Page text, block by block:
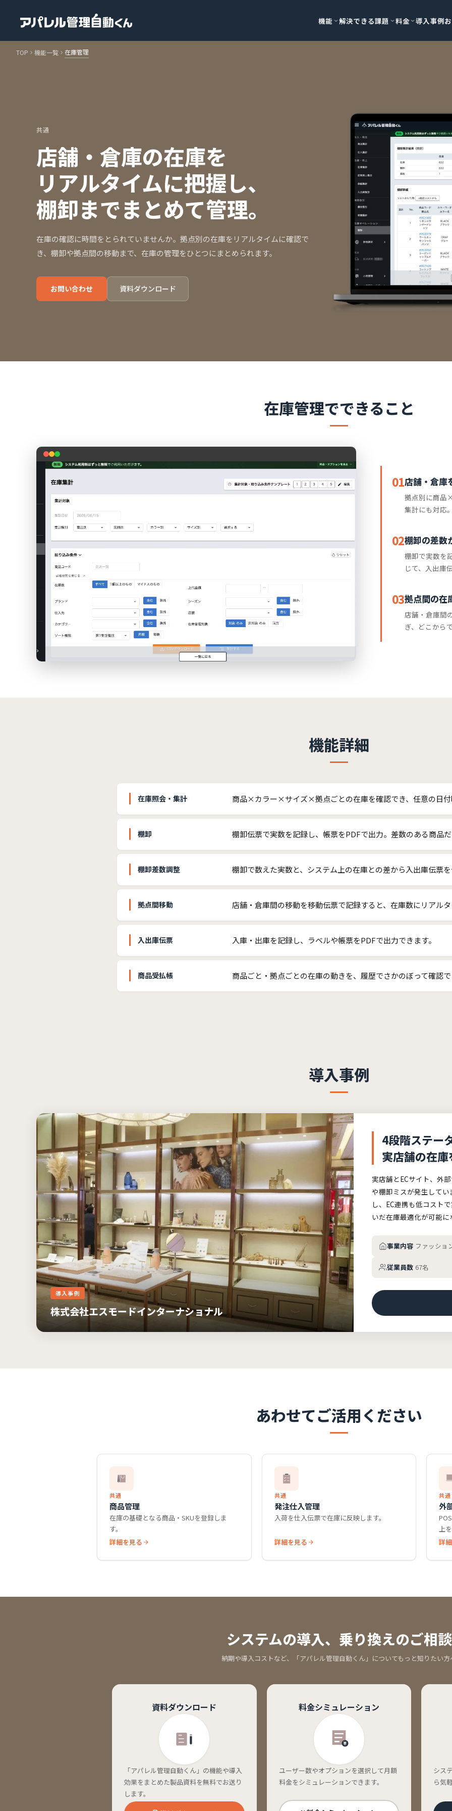
機能 解決できる課題 料金 導入事例
TOP 機能一覧 在庫管理
共通
店舗・倉庫の在庫を
リアルタイムに把握し、
棚卸までまとめて管理。
在庫の確認に時間をとられていませんか。拠点別の在庫をリアルタイムに確認で
き、棚卸や拠点間の移動まで、在庫の管理をひとつにまとめられます。
お問い合わせ 資料ダウンロード
在庫管理でできること
01店舗・倉庫
拠点別に商品
集計にも対応
02棚卸の差数
棚卸で実数を
じて、入出庫
03拠点間の在
店舗・倉庫間
ぎ、どこから
機能詳細
在庫照会・集計 商品×カラー×サイズ×拠点ごとの在庫を確認でき、任意の日付
棚卸 棚卸伝票で実数を記録し、帳票をPDFで出力。差数のある商品
棚卸差数調整 棚卸で数えた実数と、システム上の在庫との差から入出庫伝票
拠点間移動 店舗・倉庫間の移動を移動伝票で記録すると、在庫数にリアル
入出庫伝票 入庫・出庫を記録し、ラベルや帳票をPDFで出力できます。
商品受払帳 商品ごと・拠点ごとの在庫の動きを、履歴でさかのぼって確認
導入事例
導入事例
株式会社エスモードインターナショナル
4段階ステー
実店舗の在
実店舗とECサイト、外
や棚卸ミスが発生して
し、EC連携も低コスト
いだ在庫最適化が可能
事業内容 ファッショ
従業員数 67名
あわせてご活用ください
共通
商品管理
在庫の基礎となる商品・SKUを登録しま
す。
詳細を見る
共通
発注仕入管理
入荷を仕入伝票で在庫に反映します。
詳細を見る
共
外
上
詳
システムの導入、 乗り換えのご相談
納期や導入コストなど、「アパレル管理自動くん」についてもっと知りたい方
資料ダウンロード
「アパレル管理自動くん」の機能や導入
効果をまとめた製品資料を無料でお送り
します。
料金シミュレーション
ユーザー数やオプションを選択して月額
料金をシミュレーションできます。
シス
ら気